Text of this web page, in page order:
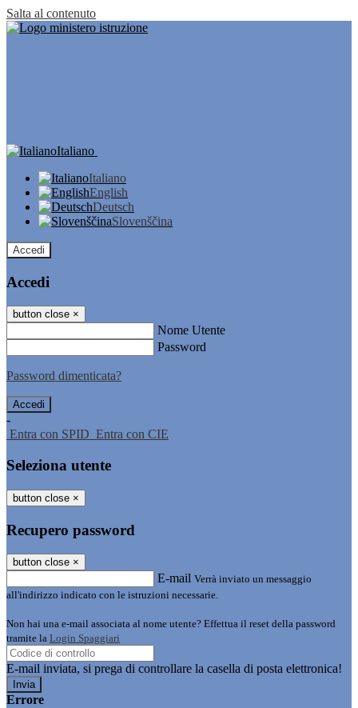
Salta al contenuto
Italiano
Italiano
English
Deutsch
Slovenščina
Accedi
Accedi
button close ×
Nome Utente
Password
Password dimenticata?
-
Entra con SPID Entra con CIE
Seleziona utente
button close ×
Recupero password
button close ×
E-mail Verrà inviato un messaggio
all'indirizzo indicato con le istruzioni necessarie.
Non hai una e-mail associata al nome utente? Effettua il reset della password
tramite la Login Spaggiari
E-mail inviata, si prega di controllare la casella di posta elettronica!
Errore